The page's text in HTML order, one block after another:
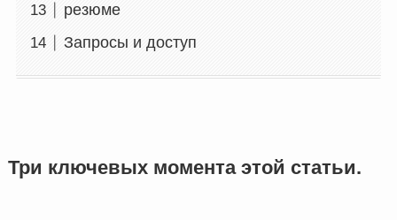
резюме
Запросы и доступ
Три ключевых момента этой статьи.